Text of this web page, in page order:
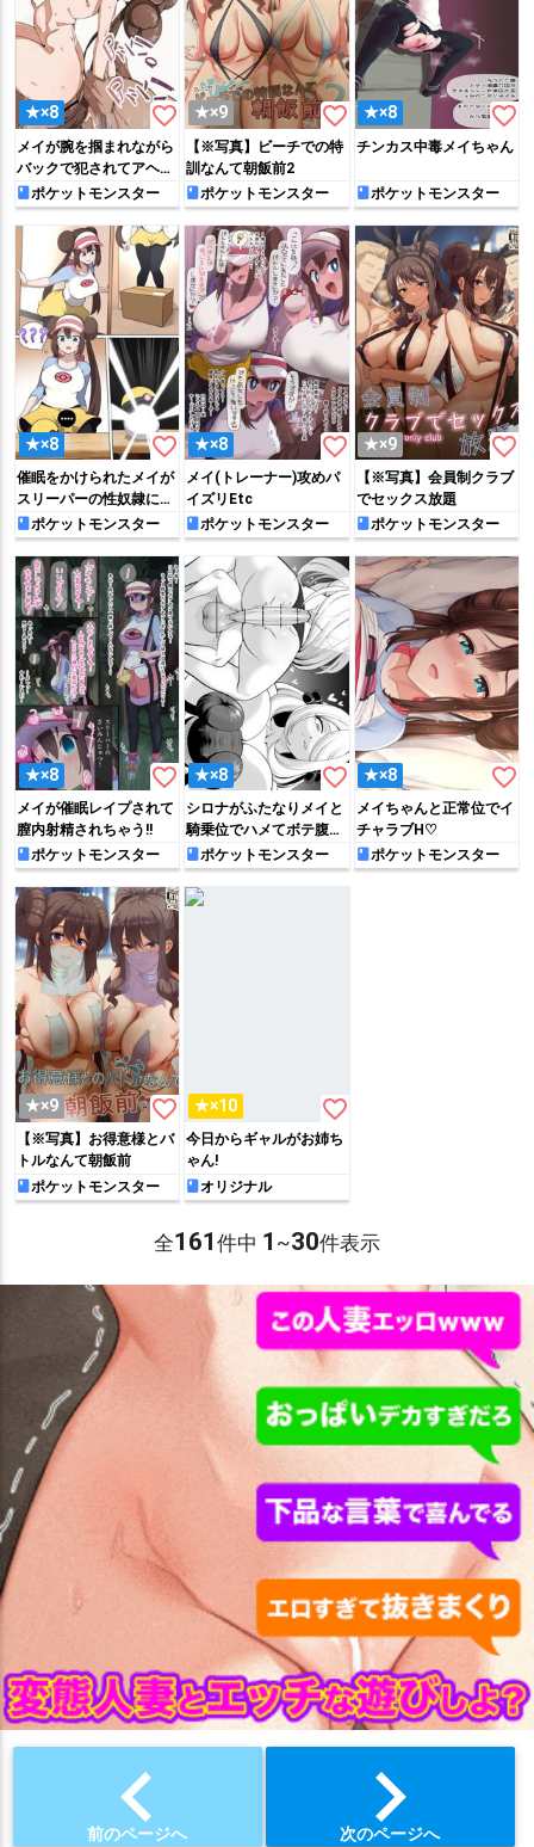
★×8 favorite_border
メイが腕を掴まれながら
バックで犯されてアヘっ
ちゃう♡
ポケットモンスター
★×9 favorite_border
【※写真】ビーチでの特
訓なんて朝飯前2
ポケットモンスター
★×8 favorite_border
チンカス中毒メイちゃん
ポケットモンスター
★×8 favorite_border
催眠をかけられたメイが
スリーパーの性奴隷にさ
れてしまう…
ポケットモンスター
★×8 favorite_border
メイ(トレーナー)攻めパ
イズリEtc
ポケットモンスター
★×9 favorite_border
【※写真】会員制クラブ
でセックス放題
ポケットモンスター
★×8 favorite_border
メイが催眠レイプされて
膣内射精されちゃう!!
ポケットモンスター
★×8 favorite_border
シロナがふたなりメイと
騎乗位でハメてボテ腹に
なるまで搾精しちゃう!!
ポケットモンスター
★×8 favorite_border
メイちゃんと正常位でイ
チャラブH♡
ポケットモンスター
★×9 favorite_border
【※写真】お得意様とバ
トルなんて朝飯前
ポケットモンスター
★×10 favorite_border
今日からギャルがお姉ち
ゃん!
オリジナル
全161件中 1 ~30件表示
chevron_left
前のページへ chevron_right
次のページへ